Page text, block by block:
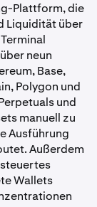
Plattform, die
Liquidität über
neun
Base,
Polygon und
und
manuell zu
Ausführung
Außerdem
Wallets